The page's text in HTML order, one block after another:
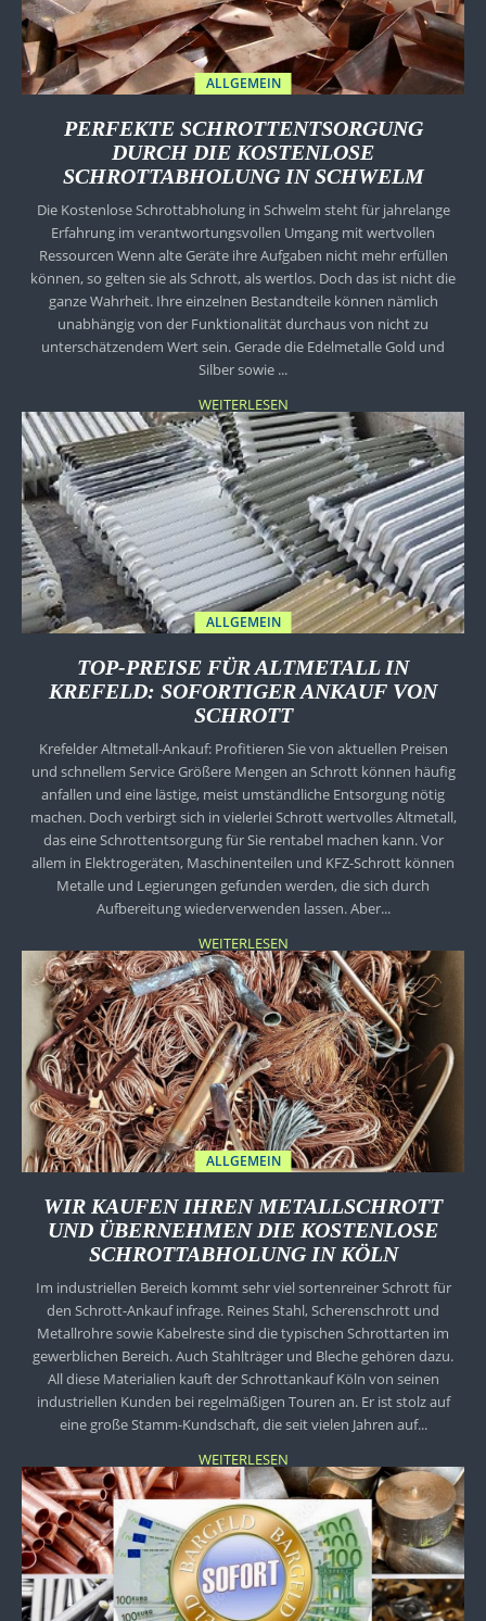
ALLGEMEIN
PERFEKTE SCHROTTENTSORGUNG
DURCH DIE KOSTENLOSE
SCHROTTABHOLUNG IN SCHWELM
Die Kostenlose Schrottabholung in Schwelm steht für jahrelange
Erfahrung im verantwortungsvollen Umgang mit wertvollen
Ressourcen Wenn alte Geräte ihre Aufgaben nicht mehr erfüllen
können, so gelten sie als Schrott, als wertlos. Doch das ist nicht die
ganze Wahrheit. Ihre einzelnen Bestandteile können nämlich
unabhängig von der Funktionalität durchaus von nicht zu
unterschätzendem Wert sein. Gerade die Edelmetalle Gold und
Silber sowie ...
WEITERLESEN
ALLGEMEIN
TOP-PREISE FÜR ALTMETALL IN
KREFELD: SOFORTIGER ANKAUF VON
SCHROTT
Krefelder Altmetall-Ankauf: Profitieren Sie von aktuellen Preisen
und schnellem Service Größere Mengen an Schrott können häufig
anfallen und eine lästige, meist umständliche Entsorgung nötig
machen. Doch verbirgt sich in vielerlei Schrott wertvolles Altmetall,
das eine Schrottentsorgung für Sie rentabel machen kann. Vor
allem in Elektrogeräten, Maschinenteilen und KFZ-Schrott können
Metalle und Legierungen gefunden werden, die sich durch
Aufbereitung wiederverwenden lassen. Aber...
WEITERLESEN
ALLGEMEIN
WIR KAUFEN IHREN METALLSCHROTT
UND ÜBERNEHMEN DIE KOSTENLOSE
SCHROTTABHOLUNG IN KÖLN
Im industriellen Bereich kommt sehr viel sortenreiner Schrott für
den Schrott-Ankauf infrage. Reines Stahl, Scherenschrott und
Metallrohre sowie Kabelreste sind die typischen Schrottarten im
gewerblichen Bereich. Auch Stahlträger und Bleche gehören dazu.
All diese Materialien kauft der Schrottankauf Köln von seinen
industriellen Kunden bei regelmäßigen Touren an. Er ist stolz auf
eine große Stamm-Kundschaft, die seit vielen Jahren auf...
WEITERLESEN